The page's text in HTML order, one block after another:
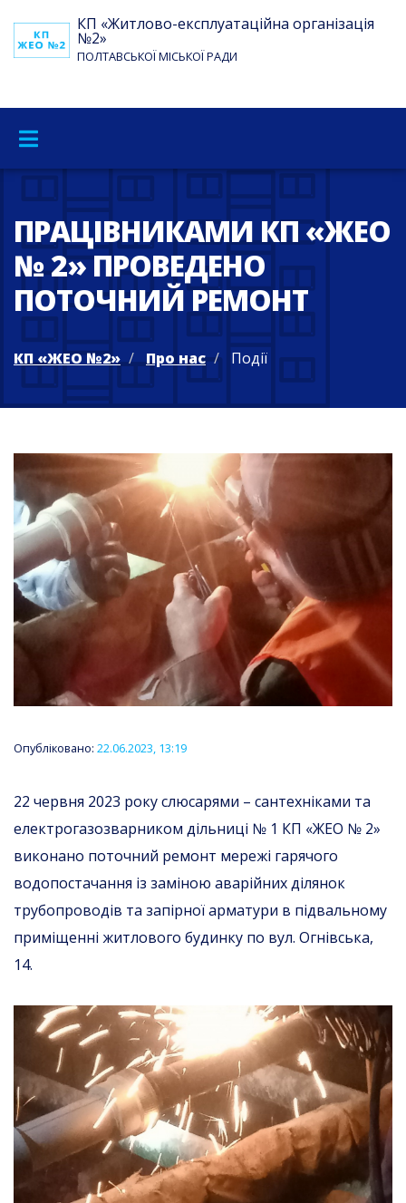
КП «Житлово-експлуатаційна організація
№2»
ПОЛТАВСЬКОЇ МІСЬКОЇ РАДИ
ПРАЦІВНИКАМИ КП «ЖЕО
№ 2» ПРОВЕДЕНО
ПОТОЧНИЙ РЕМОНТ
КП «ЖЕО №2» Про нас Події
Опубліковано: 22.06.2023, 13:19
22 червня 2023 року слюсарями – сантехніками та
електрогазозварником дільниці № 1 КП «ЖЕО № 2»
виконано поточний ремонт мережі гарячого
водопостачання із заміною аварійних ділянок
трубопроводів та запірної арматури в підвальному
приміщенні житлового будинку по вул. Огнівська,
14.